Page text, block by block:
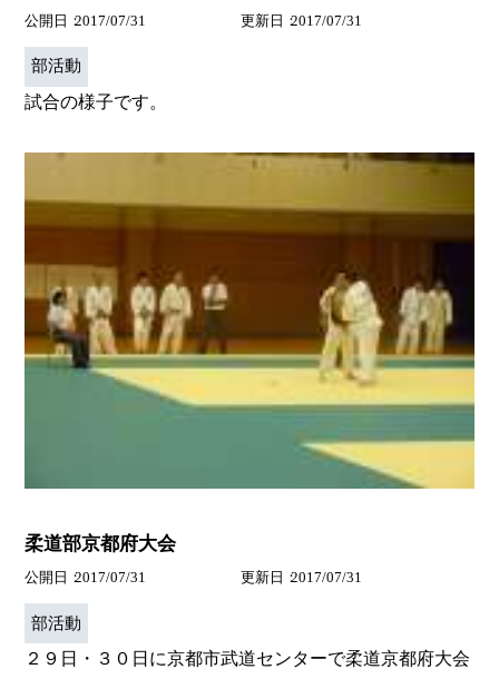
公開日 2017/07/31 更新日 2017/07/31
部活動
試合の様子です。
柔道部京都府大会
公開日 2017/07/31 更新日 2017/07/31
部活動
２９日・３０日に京都市武道センターで柔道京都府大会